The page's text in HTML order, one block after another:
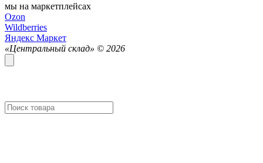
мы на маркетплейсах
Ozon
Wildberries
Яндекс Маркет
«Центральный склад» © 2026